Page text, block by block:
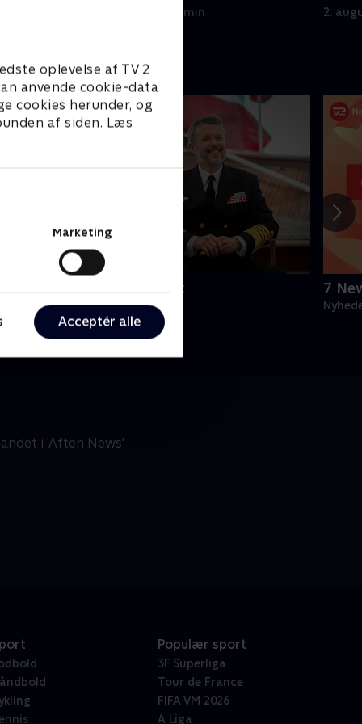
oplevelse af TV 2
anvende cookie-data
cookies herunder, og
af siden. Læs
Marketing
Acceptér alle
3. august 2026 • 17 min 2.
Interview med kongeparret 7
i 'Aften News'.
Populær sport
3F Superliga
Tour de France
FIFA VM 2026
A Liga